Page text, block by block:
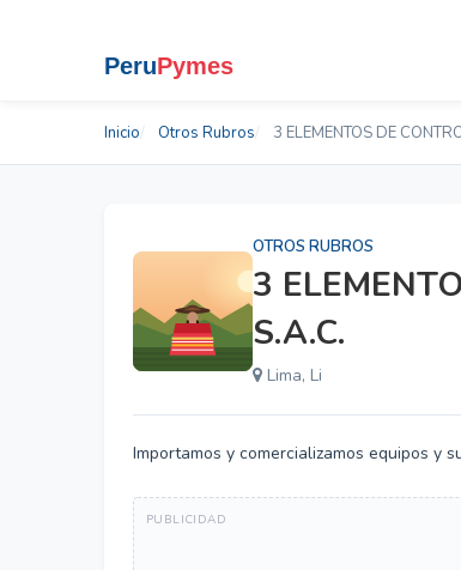
Inicio Otros Rubros 3 ELEMENTOS DE
OTROS RUBROS
3
S.A.C.
Lima, Li
Importamos y comercializamos equipos y